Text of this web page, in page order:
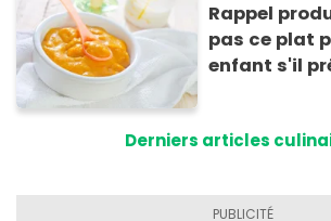
Rappel
pas ce plat
enfant s'il
Derniers articles